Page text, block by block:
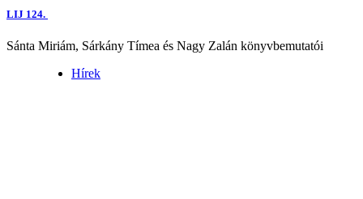
LIJ 124.
Sánta Miriám, Sárkány Tímea és Nagy Zalán könyvbemutatói
Hírek